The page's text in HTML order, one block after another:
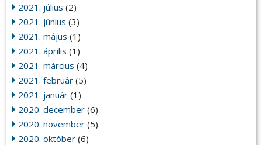
2021. július (2)
2021. június (3)
2021. május (1)
2021. április (1)
2021. március (4)
2021. február (5)
2021. január (1)
2020. december (6)
2020. november (5)
2020. október (6)